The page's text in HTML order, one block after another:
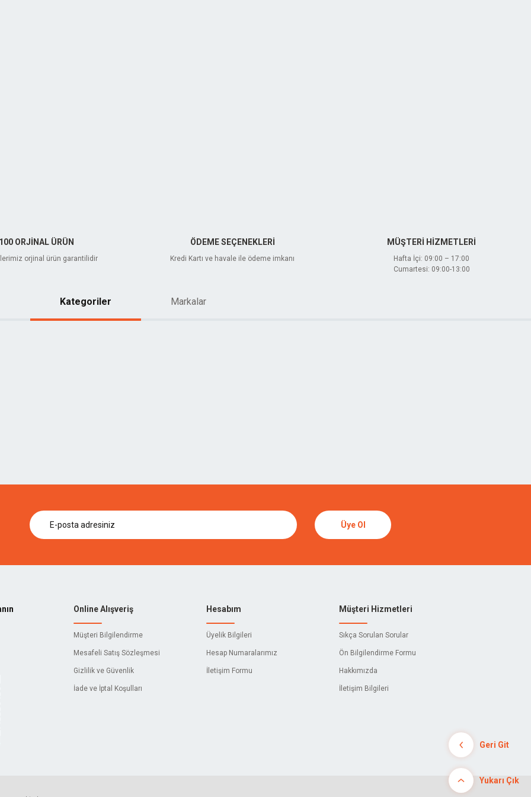
ORJİNAL ÜRÜN
orjinal ürün garantilidir
ÖDEME SEÇENEKLERİ
Kredi Kartı ve havale ile ödeme imkanı
MÜŞTERİ HİZMETLERİ
Hafta İçi: 09:00 – 17:00
Cumartesi: 09:00-13:00
Kategoriler Markalar
Üye Ol
Online Alışveriş
Müşteri Bilgilendirme
Mesafeli Satış Sözleşmesi
Gizlilik ve Güvenlik
İade ve İptal Koşulları
Hesabım
Üyelik Bilgileri
Hesap Numaralarımız
İletişim Formu
Müşteri Hizmetleri
Sıkça Sorulan Sorular
Ön Bilgilendirme Formu
Hakkımızda
İletişim Bilgileri
Geri Git
Yukarı Çık